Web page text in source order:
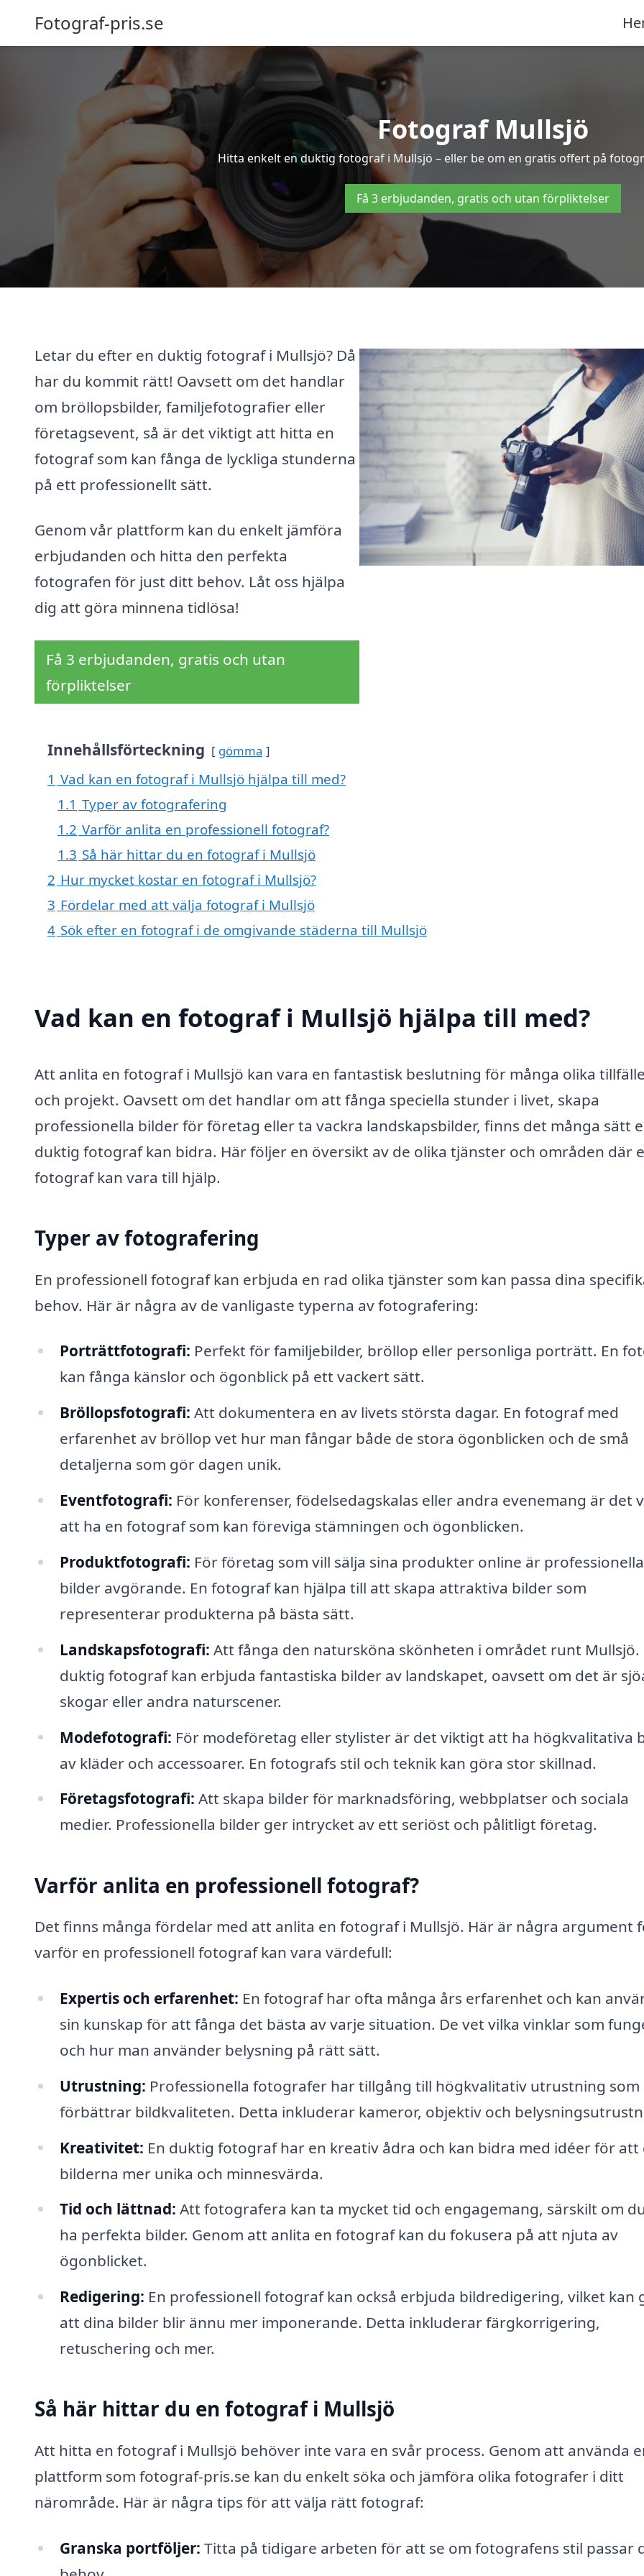
Fotograf-pris.se
Fotograf Mullsjö
Hitta enkelt en duktig fotograf i Mullsjö – eller be om en gratis offert på
Få 3 erbjudanden, gratis och utan förpliktelser
Letar du efter en duktig fotograf i Mullsjö? Då
har du kommit rätt! Oavsett om det handlar
om bröllopsbilder, familjefotografier eller
företagsevent, så är det viktigt att hitta en
fotograf som kan fånga de lyckliga stunderna
på ett professionellt sätt.
Genom vår plattform kan du enkelt jämföra
erbjudanden och hitta den perfekta
fotografen för just ditt behov. Låt oss hjälpa
dig att göra minnena tidlösa!
Få 3 erbjudanden, gratis och utan
förpliktelser
Innehållsförteckning gömma
1 Vad kan en fotograf i Mullsjö hjälpa till med?
1.1 Typer av fotografering
1.2 Varför anlita en professionell fotograf?
1.3 Så här hittar du en fotograf i Mullsjö
2 Hur mycket kostar en fotograf i Mullsjö?
3 Fördelar med att välja fotograf i Mullsjö
4 Sök efter en fotograf i de omgivande städerna till Mullsjö
Vad kan en fotograf i Mullsjö hjälpa till med?
Att anlita en fotograf i Mullsjö kan vara en fantastisk beslutning för många olika
och projekt. Oavsett om det handlar om att fånga speciella stunder i livet, skapa
professionella bilder för företag eller ta vackra landskapsbilder, finns det många sätt
duktig fotograf kan bidra. Här följer en översikt av de olika tjänster och områden där
fotograf kan vara till hjälp.
Typer av fotografering
En professionell fotograf kan erbjuda en rad olika tjänster som kan passa dina
behov. Här är några av de vanligaste typerna av fotografering:
Porträttfotografi: Perfekt för familjebilder, bröllop eller personliga porträtt. En
kan fånga känslor och ögonblick på ett vackert sätt.
Bröllopsfotografi: Att dokumentera en av livets största dagar. En fotograf med
erfarenhet av bröllop vet hur man fångar både de stora ögonblicken och de små
detaljerna som gör dagen unik.
Eventfotografi: För konferenser, födelsedagskalas eller andra evenemang är det
att ha en fotograf som kan föreviga stämningen och ögonblicken.
Produktfotografi: För företag som vill sälja sina produkter online är professionella
bilder avgörande. En fotograf kan hjälpa till att skapa attraktiva bilder som
representerar produkterna på bästa sätt.
Landskapsfotografi: Att fånga den natursköna skönheten i området runt Mullsjö.
duktig fotograf kan erbjuda fantastiska bilder av landskapet, oavsett om det är
skogar eller andra naturscener.
Modefotografi: För modeföretag eller stylister är det viktigt att ha högkvalitativa
av kläder och accessoarer. En fotografs stil och teknik kan göra stor skillnad.
Företagsfotografi: Att skapa bilder för marknadsföring, webbplatser och sociala
medier. Professionella bilder ger intrycket av ett seriöst och pålitligt företag.
Varför anlita en professionell fotograf?
Det finns många fördelar med att anlita en fotograf i Mullsjö. Här är några argument
varför en professionell fotograf kan vara värdefull:
Expertis och erfarenhet: En fotograf har ofta många års erfarenhet och kan
sin kunskap för att fånga det bästa av varje situation. De vet vilka vinklar som
och hur man använder belysning på rätt sätt.
Utrustning: Professionella fotografer har tillgång till högkvalitativ utrustning som
förbättrar bildkvaliteten. Detta inkluderar kameror, objektiv och
Kreativitet: En duktig fotograf har en kreativ ådra och kan bidra med idéer för att
bilderna mer unika och minnesvärda.
Tid och lättnad: Att fotografera kan ta mycket tid och engagemang, särskilt om
ha perfekta bilder. Genom att anlita en fotograf kan du fokusera på att njuta av
ögonblicket.
Redigering: En professionell fotograf kan också erbjuda bildredigering, vilket kan
att dina bilder blir ännu mer imponerande. Detta inkluderar färgkorrigering,
retuschering och mer.
Så här hittar du en fotograf i Mullsjö
Att hitta en fotograf i Mullsjö behöver inte vara en svår process. Genom att använda
plattform som fotograf-pris.se kan du enkelt söka och jämföra olika fotografer i ditt
närområde. Här är några tips för att välja rätt fotograf:
Granska portföljer: Titta på tidigare arbeten för att se om fotografens stil passar